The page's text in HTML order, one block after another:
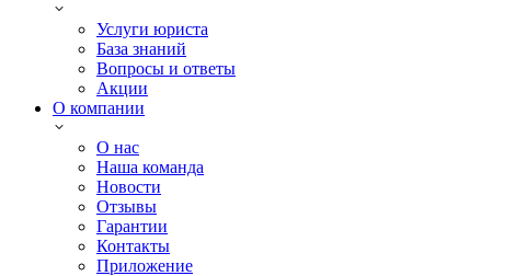
Услуги юриста
База знаний
Вопросы и ответы
Акции
О компании
О нас
Наша команда
Новости
Отзывы
Гарантии
Контакты
Приложение